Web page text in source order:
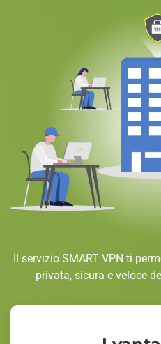
Il servizio SMART VPN ti
privata, sicura e veloce